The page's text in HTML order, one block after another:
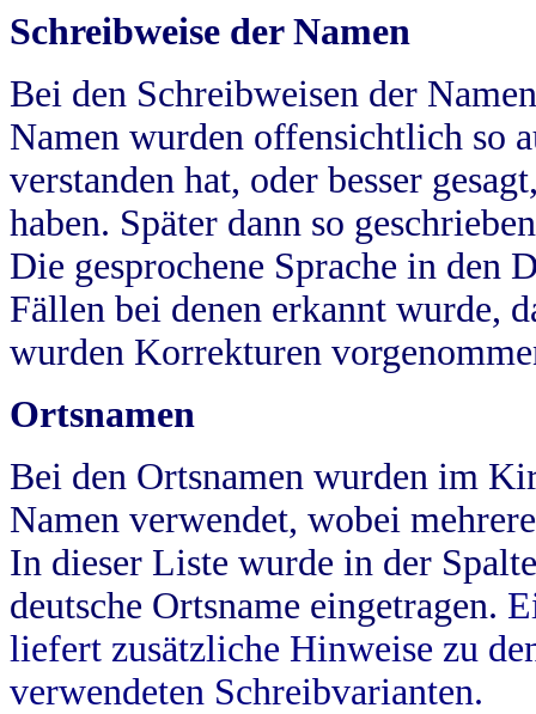
Schreibweise der Namen
Bei den Schreibweisen der
Namen wurden offensichtlich so
verstanden hat, oder besser
haben. Später dann so
Die gesprochene Sprache in
Fällen bei denen erkannt wurde,
wurden Korrekturen
Ortsnamen
Bei den Ortsnamen wurden im
Namen verwendet, wobei
In dieser Liste wurde in der
deutsche Ortsname eingetragen.
liefert zusätzliche Hinweise zu
verwendeten Schreibvarianten.